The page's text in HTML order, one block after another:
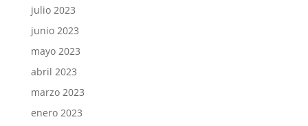
julio 2023
junio 2023
mayo 2023
abril 2023
marzo 2023
enero 2023